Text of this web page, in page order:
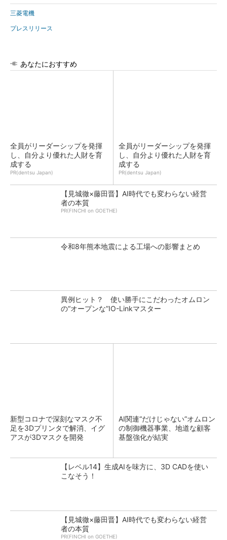
三菱電機
プレスリリース
あなたにおすすめ
全員がリーダーシップを発揮
し、自分より優れた人財を育
成する
PR(dentsu Japan)
全員がリーダーシップを発揮
し、自分より優れた人財を育
成する
PR(dentsu Japan)
【見城徹×藤田晋】AI時代でも変わらない経営
者の本質
PR(FINCHI on GOETHE)
令和8年熊本地震による工場への影響まとめ
異例ヒット？ 使い勝手にこだわったオムロン
の“オープンな”IO-Linkマスター
新型コロナで深刻なマスク不
足を3Dプリンタで解消、イグ
アスが3Dマスクを開発
AI関連“だけじゃない”オムロン
の制御機器事業、地道な顧客
基盤強化が結実
【レベル14】生成AIを味方に、3D CADを使い
こなそう！
【見城徹×藤田晋】AI時代でも変わらない経営
者の本質
PR(FINCHI on GOETHE)